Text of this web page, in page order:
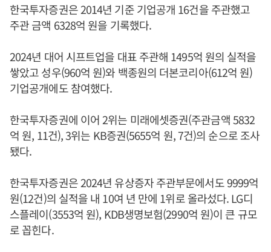
한국투자증권은 2014년 기준 기업공개 16건을 주관했고
주관 금액 6328억 원을 기록했다.
2024년 대어 시프트업을 대표 주관해 1495억 원의 실적을
쌓았고 성우(960억 원)와 백종원의 더본코리아(612억 원)
기업공개에도 참여했다.
한국투자증권에 이어 2위는 미래에셋증권(주관금액 5832
억 원, 11건), 3위는 KB증권(5655억 원, 7건)의 순으로 조사
됐다.
한국투자증권은 2024년 유상증자 주관부문에서도 9999억
원(12건)의 실적을 내 10여 년 만에 1위로 올라섰다. LG디
스플레이(3553억 원), KDB생명보험(2990억 원)이 큰 규모
로 꼽힌다.